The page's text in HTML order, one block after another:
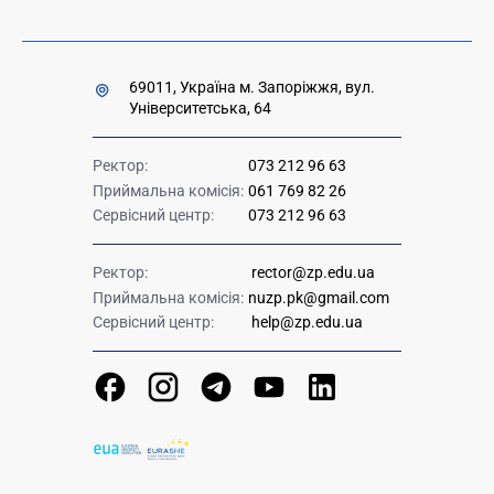
69011, Україна м. Запоріжжя, вул.
Університетська, 64
Ректор:
073 212 96 63
Приймальна комісія: 061 769 82 26
Сервісний центр:
073 212 96 63
Ректор:
rector@zp.edu.ua
Приймальна комісія: nuzp.pk@gmail.com
Сервісний центр:
help@zp.edu.ua